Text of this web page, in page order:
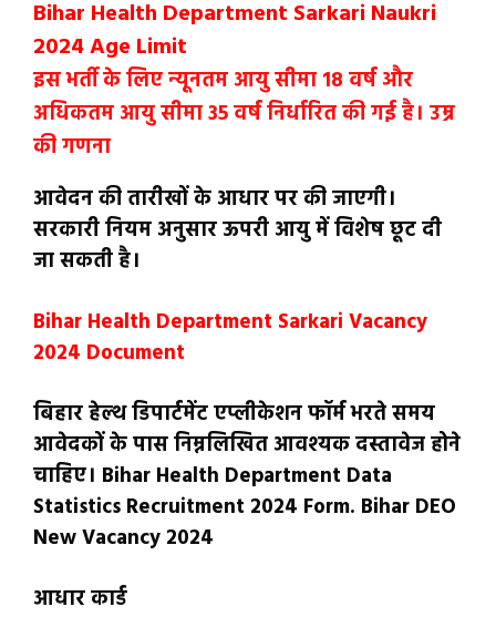
Bihar Health Department Sarkari Naukri
2024 Age Limit
इस भर्ती के लिए न्यूनतम आयु सीमा 18 वर्ष और
अधिकतम आयु सीमा 35 वर्ष निर्धारित की गई है। उम्र
की गणना
आवेदन की तारीखों के आधार पर की जाएगी।
सरकारी नियम अनुसार ऊपरी आयु में विशेष छूट दी
जा सकती है।
Bihar Health Department Sarkari Vacancy
2024 Document
बिहार हेल्थ डिपार्टमेंट एप्लीकेशन फॉर्म भरते समय
आवेदकों के पास निम्नलिखित आवश्यक दस्तावेज होने
चाहिए। Bihar Health Department Data
Statistics Recruitment 2024 Form. Bihar DEO
New Vacancy 2024
आधार कार्ड